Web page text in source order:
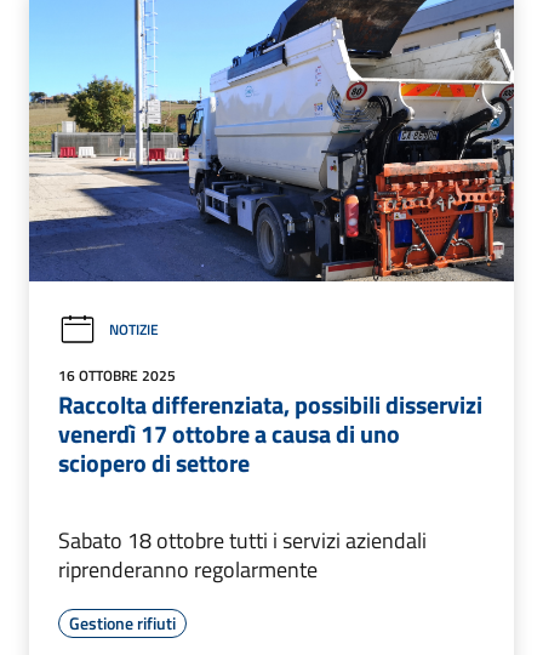
NOTIZIE
16 OTTOBRE 2025
Raccolta differenziata, possibili disservizi
venerdì 17 ottobre a causa di uno
sciopero di settore
Sabato 18 ottobre tutti i servizi aziendali
riprenderanno regolarmente
Gestione rifiuti